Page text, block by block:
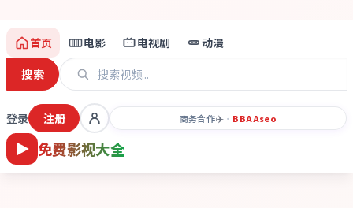
免费影视大全
首页 电影 电视剧
动漫
搜索
登录 注册 商务合作✈️ · BBAAseo